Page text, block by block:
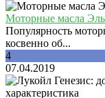
Моторные масла
Популярность
косвенно об...
4
07.04.2019